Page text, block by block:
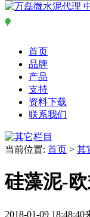
首页
品牌
产品
支持
资料下载
联系我们
当前位置: 首页 > 其
硅藻泥-
2018-01-09 18:48:40